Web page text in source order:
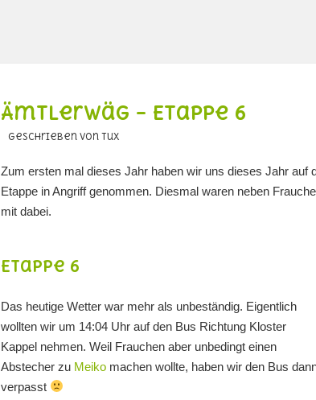
Ämtlerwäg – Etappe 6
geschrieben von Tux
Zum ersten mal dieses Jahr haben wir uns dieses Jahr auf
Etappe in Angriff genommen. Diesmal waren neben
mit dabei.
Etappe 6
Das heutige Wetter war mehr als unbeständig. Eigentlich
wollten wir um 14:04 Uhr auf den Bus Richtung Kloster
Kappel nehmen. Weil Frauchen aber unbedingt einen
Abstecher zu Meikomachen wollte, haben wir den Bus
verpasst